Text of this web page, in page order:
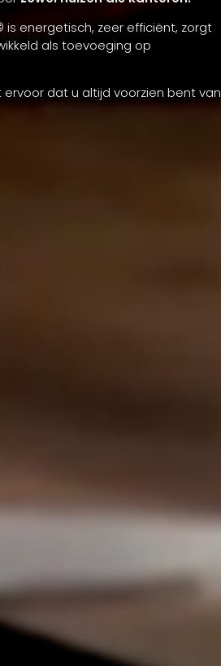
is energetisch, zeer efficiënt, zorgt
als toevoeging op
dat u altijd voorzien bent van